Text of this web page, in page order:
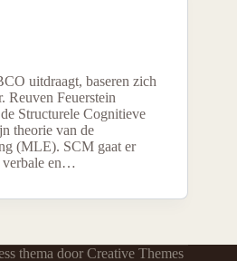
uitdraagt, baseren zich
Reuven Feuerstein
Structurele Cognitieve
theorie van de
(MLE). SCM gaat er
verbale en…
thema door Creative Themes